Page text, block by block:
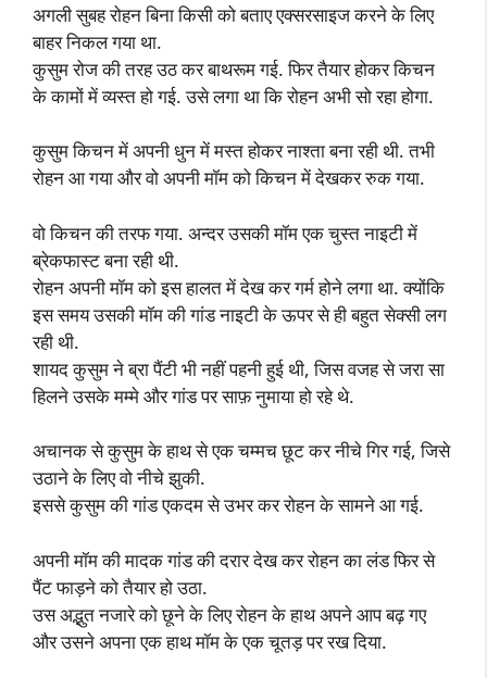
अगली सुबह रोहन बिना किसी को बताए एक्सरसाइज करने के लिए
बाहर निकल गया था.
कुसुम रोज की तरह उठ कर बाथरूम गई. फिर तैयार होकर किचन
के कामों में व्यस्त हो गई. उसे लगा था कि रोहन अभी सो रहा होगा.
कुसुम किचन में अपनी धुन में मस्त होकर नाश्ता बना रही थी. तभी
रोहन आ गया और वो अपनी मॉम को किचन में देखकर रुक गया.
वो किचन की तरफ गया. अन्दर उसकी मॉम एक चुस्त नाइटी में
ब्रेकफास्ट बना रही थी.
रोहन अपनी मॉम को इस हालत में देख कर गर्म होने लगा था. क्योंकि
इस समय उसकी मॉम की गांड नाइटी के ऊपर से ही बहुत सेक्सी लग
रही थी.
शायद कुसुम ने ब्रा पैंटी भी नहीं पहनी हुई थी, जिस वजह से जरा सा
हिलने उसके मम्मे और गांड पर साफ़ नुमाया हो रहे थे.
अचानक से कुसुम के हाथ से एक चम्मच छूट कर नीचे गिर गई, जिसे
उठाने के लिए वो नीचे झुकी.
इससे कुसुम की गांड एकदम से उभर कर रोहन के सामने आ गई.
अपनी मॉम की मादक गांड की दरार देख कर रोहन का लंड फिर से
पैंट फाड़ने को तैयार हो उठा.
उस अद्भुत नजारे को छूने के लिए रोहन के हाथ अपने आप बढ़ गए
और उसने अपना एक हाथ मॉम के एक चूतड़ पर रख दिया.